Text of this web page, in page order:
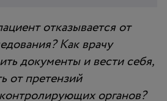
отказывается от
Как врачу
документы и вести себя,
от претензий
органов?